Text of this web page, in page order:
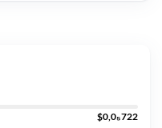
$0,0₅722